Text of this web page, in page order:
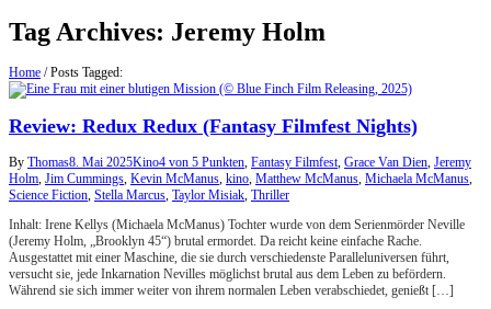
Tag Archives: Jeremy Holm
Home /Posts Tagged:
Review: Redux Redux (Fantasy Filmfest Nights)
By Thomas8. Mai 2025Kino4 von 5 Punkten, Fantasy Filmfest, Grace Van Dien, Jeremy
Holm, Jim Cummings, Kevin McManus, kino, Matthew McManus, Michaela McManus,
Science Fiction, Stella Marcus, Taylor Misiak, Thriller
Inhalt: Irene Kellys (Michaela McManus) Tochter wurde von dem Serienmörder Neville
(Jeremy Holm, „Brooklyn 45“) brutal ermordet. Da reicht keine einfache Rache.
Ausgestattet mit einer Maschine, die sie durch verschiedenste Paralleluniversen führt,
versucht sie, jede Inkarnation Nevilles möglichst brutal aus dem Leben zu befördern.
Während sie sich immer weiter von ihrem normalen Leben verabschiedet, genießt […]